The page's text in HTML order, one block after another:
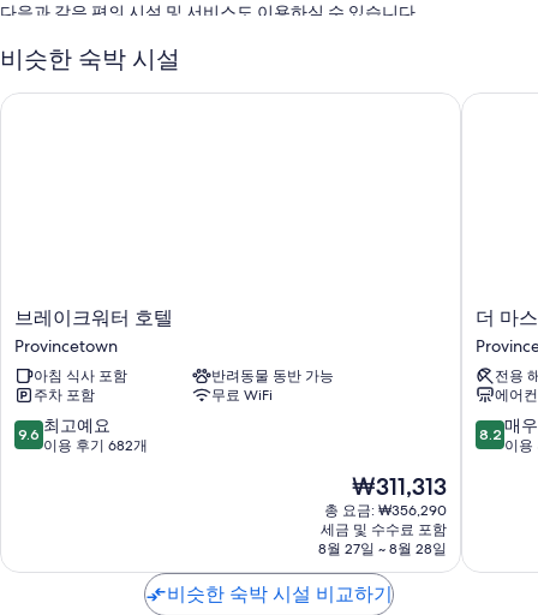
다음과 같은 편의 시설 및 서비스도 이용하실 수 있습니다.
셀프 주차(요금 별도), 전기차 충전소 및 간편 체크아웃
난방 및 선풍기
저자극성 침구 및 오리털 이불
욕실 - 욕조 또는 샤워 시설 및 헤어드라이어 이용 가능
52인치 평면 TV - 스트리밍 서비스 및 프리미엄 TV 채널 이용 가능
비슷한 숙박 시설
브
레
이
크
워
터
호
브레이크워터 호텔
Provincetown
아침 식사 포함
반려동물 동반 가능
주차 포함
무료 WiFi
10
점
최
9.6 최고예요
이용 후기 682개
현
재
요
금
₩311,313
₩311,313
총 요금: ₩356,290
세금 및 수수료 포함
8월 27일 ~ 8월 28일
브레이크워터 호텔
더
마
스
트
헤
드
리
더 마
전용
에어컨
10
점
매
8.2 매
이용
더 마스
비슷한 숙박 시설 비교하기